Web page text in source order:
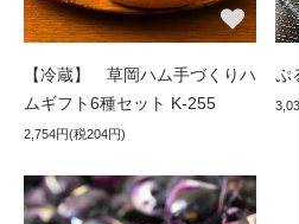
【冷蔵】 草岡ハム手づくりハ
ムギフト6種セット K-255
2,754円(税204円)
ぷ